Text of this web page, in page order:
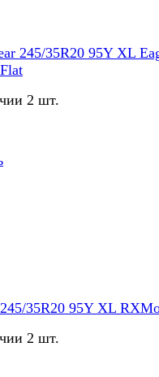
245/35R20 95Y XL
2 шт.
35R20 95Y XL
2 шт.